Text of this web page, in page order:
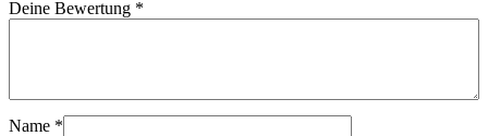
Deine Bewertung *
Name *